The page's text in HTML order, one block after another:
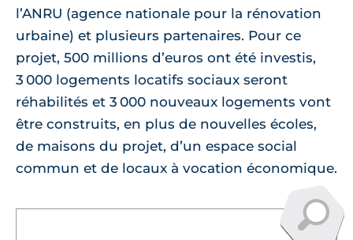
l’ANRU (agence nationale pour la rénovation
urbaine) et plusieurs partenaires. Pour ce
projet, 500 millions d’euros ont été investis,
3 000 logements locatifs sociaux seront
réhabilités et 3 000 nouveaux logements vont
être construits, en plus de nouvelles écoles,
de maisons du projet, d’un espace social
commun et de locaux à vocation économique.